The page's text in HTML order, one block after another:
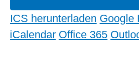
ICS herunterladen Google
iCalendar Office 365